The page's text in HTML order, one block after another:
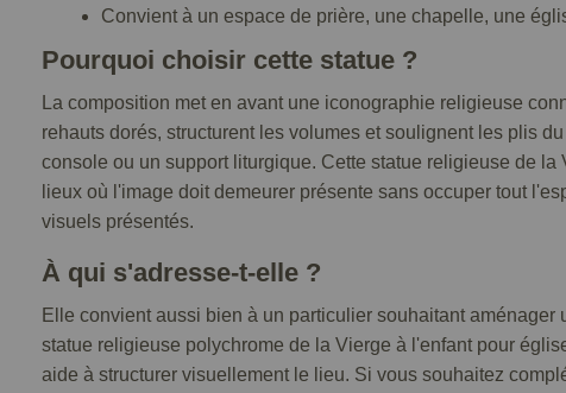
Convient à un espace de prière, une chapelle, une
Pourquoi choisir cette statue ?
La composition met en avant une iconographie religieuse
rehauts dorés, structurent les volumes et soulignent les plis
console ou un support liturgique. Cette statue religieuse de
lieux où l'image doit demeurer présente sans occuper tout
visuels présentés.
À qui s'adresse-t-elle ?
Elle convient aussi bien à un particulier souhaitant
statue religieuse polychrome de la Vierge à l'enfant pour
aide à structurer visuellement le lieu. Si vous souhaitez